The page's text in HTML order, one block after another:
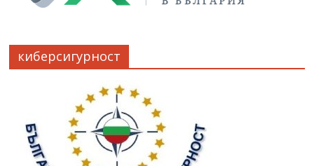
киберсигурност